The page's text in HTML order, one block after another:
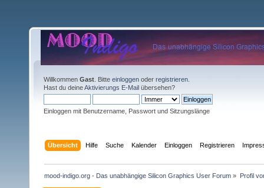
Willkommen Gast . Bitte einloggen oder registrieren
Hast du deineAktivierungs E-Mail übersehen?
Einloggen mit Benutzername, Passwort und Sitzungslänge
Übersicht Hilfe Suche Kalender Einloggen Registrieren
mood-indigo.org - Das unabhängige Silicon Graphics User Forum » Profil